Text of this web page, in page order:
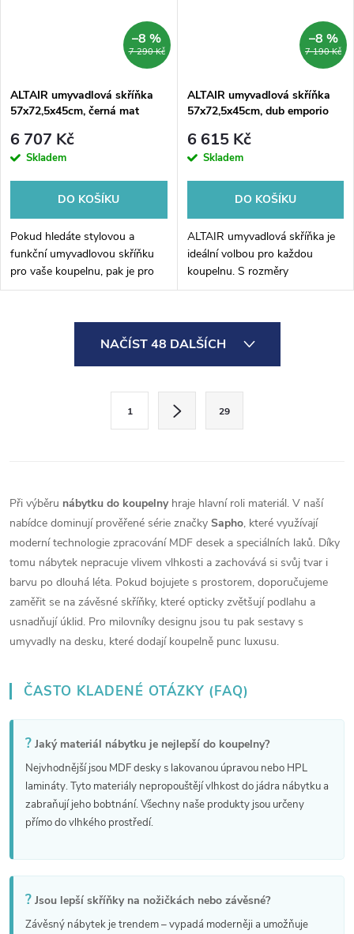
7 290 Kč
–8 %
ALTAIR umyvadlová skříňka
57x72,5x45cm, černá mat
6 707 Kč
Skladem
DO KOŠÍKU
Pokud hledáte stylovou a
funkční umyvadlovou skříňku
pro vaše koupelnu, pak je pro
vás právě ta naše nová ALTAIR
matné barvě. Její rozměry...
7 190 Kč
–8 %
ALTAIR umyvadlová skříňka
57x72,5x45cm, dub emporio
6 615 Kč
Skladem
DO KOŠÍKU
ALTAIR umyvadlová skříňka je
ideální volbou pro každou
koupelnu. S rozměry
57x72,5x45cm a krásným
stane skvělým doplňkem pro
Vaši koupelnu. Skříňka...
a
c
í
p
r
v
k
y
s
NAČÍST 48 DALŠÍCH
k
o
v
á
n
í
1 29
Při výběru nábytku do koupelnyhraje hlavní roli materiál. V naší
nabídce dominují prověřené série značky Sapho, které využívají
moderní technologie zpracování MDF desek a speciálních laků. Díky
tomu nábytek nepracuje vlivem vlhkosti a zachovává si svůj tvar i
barvu po dlouhá léta. Pokud bojujete s prostorem, doporučujeme
zaměřit se na závěsné skříňky, které opticky zvětšují podlahu a
usnadňují úklid. Pro milovníky designu jsou tu pak sestavy s
umyvadly na desku, které dodají koupelně punc luxusu.
ČASTO KLADENÉ OTÁZKY (FAQ)
? Jaký materiál nábytku je nejlepší do koupelny?
Nejvhodnější jsou MDF desky s lakovanou úpravou nebo HPL
lamináty. Tyto materiály nepropouštějí vlhkost do jádra nábytku a
zabraňují jeho bobtnání. Všechny naše produkty jsou určeny
přímo do vlhkého prostředí.
? Jsou lepší skříňky na nožičkách nebo závěsné?
Závěsný nábytek je trendem – vypadá moderněji a umožňuje